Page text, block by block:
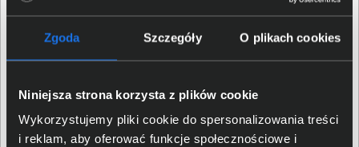
Zgoda Szczegóły O plikach cookies
Niniejsza strona korzysta z plików cookie
Wykorzystujemy pliki cookie do spersonalizowania treści
i reklam, aby oferować funkcje społecznościowe i
Bezpieczne środowisko AI i
Platforma działa pod kontrolą NVIDIA DGX OS opartego
na Ubuntu. Ten zoptymalizowano do pracy z